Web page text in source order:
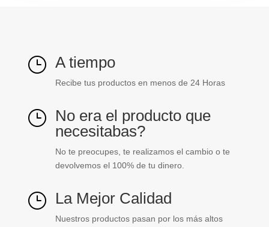
} A tiempo
Recibe tus productos en menos de 24 Horas
} No era el producto que
necesitabas?
No te preocupes, te realizamos el cambio o te
devolvemos el 100% de tu dinero.
} La Mejor Calidad
Nuestros productos pasan por los más altos